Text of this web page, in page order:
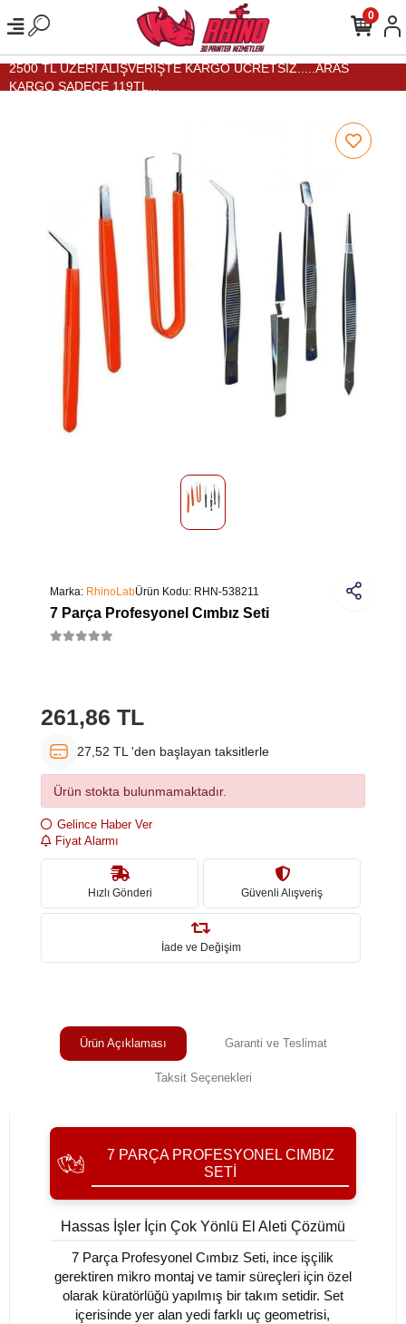
2500 TL ÜZERİ ALIŞVERİŞTE KARGO ÜCRETSİZ.....ARAS
KARGO SADECE 119TL...
0
Marka: RhinoLabÜrün Kodu: RHN-538211
7 Parça Profesyonel Cımbız Seti
261,86 TL
27,52 TL 'den başlayan taksitlerle
Ürün stokta bulunmamaktadır.
Gelince Haber Ver
Fiyat Alarmı
Hızlı Gönderi Güvenli Alışveriş
İade ve Değişim
Ürün Açıklaması Garanti ve Teslimat
Taksit Seçenekleri
7 PARÇA PROFESYONEL CIMBIZ
SETI
Hassas İşler İçin Çok Yönlü El Aleti Çözümü
7 Parça Profesyonel Cımbız Seti, ince işçilik
gerektiren mikro montaj ve tamir süreçleri için özel
olarak küratörlüğü yapılmış bir takım setidir. Set
içerisinde yer alan yedi farklı uç geometrisi,